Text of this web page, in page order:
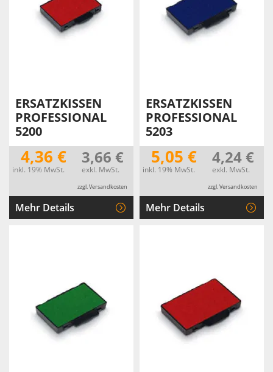
ERSATZKISSEN
PROFESSIONAL
5200
4,36 €
inkl. 19% MwSt.
3,66 €
exkl. MwSt.
zzgl. Versandkosten
Mehr Details
ERSATZKISSEN
PROFESSIONAL
5203
5,05 €
inkl. 19% MwSt.
4,24 €
exkl. MwSt.
zzgl. Versandkosten
Mehr Details